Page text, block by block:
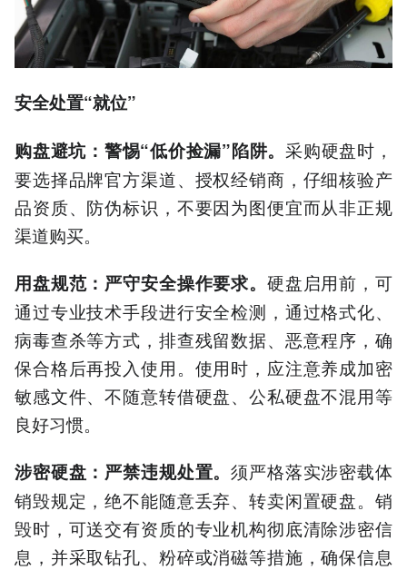
安全处置“就位”
购盘避坑：警惕“低价捡漏”陷阱。采购硬盘时，
要选择品牌官方渠道、授权经销商，仔细核验产
品资质、防伪标识，不要因为图便宜而从非正规
渠道购买。
用盘规范：严守安全操作要求。 硬盘启用前，可
通过专业技术手段进行安全检测，通过格式化、
病毒查杀等方式，排查残留数据、恶意程序，确
保合格后再投入使用。使用时，应注意养成加密
敏感文件、不随意转借硬盘、公私硬盘不混用等
良好习惯。
涉密硬盘：严禁违规处置。须严格落实涉密载体
销毁规定，绝不能随意丢弃、转卖闲置硬盘。销
毁时，可送交有资质的专业机构彻底清除涉密信
息，并采取钻孔、粉碎或消磁等措施，确保信息